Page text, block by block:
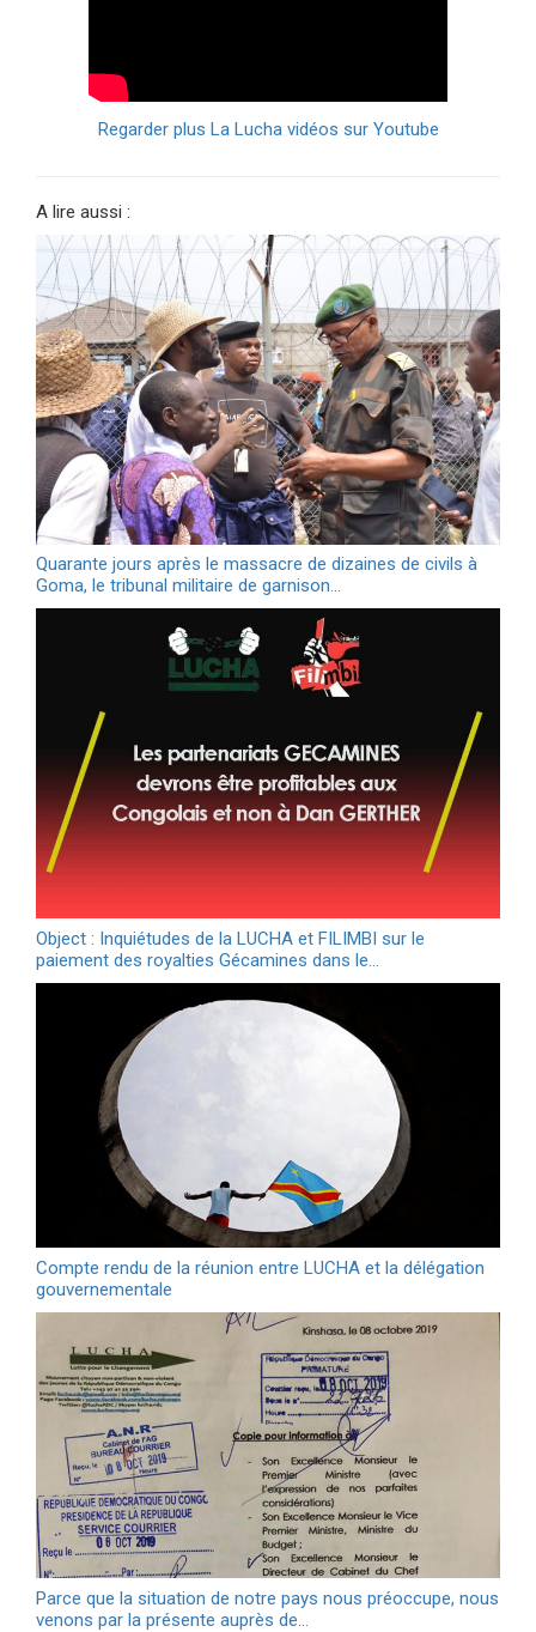
Regarder plus La Lucha vidéos sur Youtube
A lire aussi :
Quarante jours après le massacre de dizaines de civils à
Goma, le tribunal militaire de garnison…
Object : Inquiétudes de la LUCHA et FILIMBI sur le
paiement des royalties Gécamines dans le…
Compte rendu de la réunion entre LUCHA et la délégation
gouvernementale
Parce que la situation de notre pays nous préoccupe, nous
venons par la présente auprès de…